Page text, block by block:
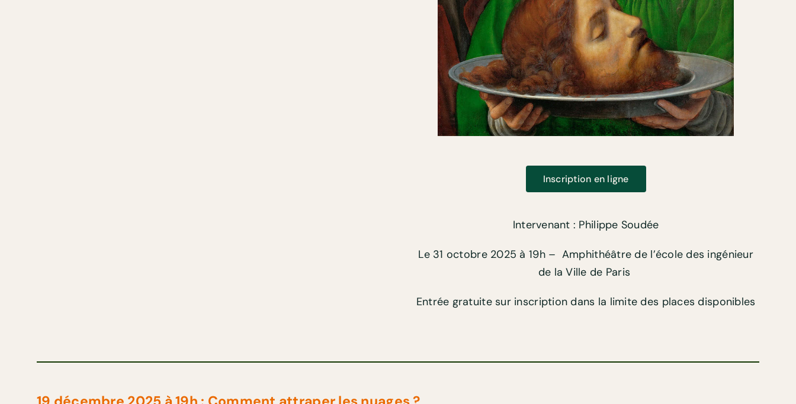
Inscription en ligne
Intervenant : Philippe Soudée
Le 31 octobre 2025 à19h – Amphithéâtre de l’école des ingénieur
de la Ville de Paris
Entrée gratuite sur inscription dans la limite des places disponibles